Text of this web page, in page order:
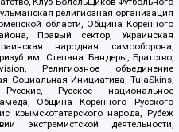
религиозная организация
области, Община Коренного
Правый сектор, Украинская
народная самооборона,
им. Степана Бандеры, Братство,
Религиозное объединение
Социальная Инициатива, TulaSkins,
Русское национальное
Община Коренного Русского
крымскотатарского народа, Рубеж
экстремистской деятельности,